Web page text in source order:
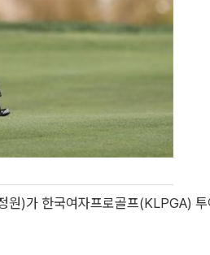
원)가 한국여자프로골프(KLPGA)